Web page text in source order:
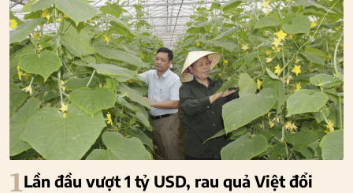
1Lần đầu vượt 1 tỷ USD, rau quả Việt đổi